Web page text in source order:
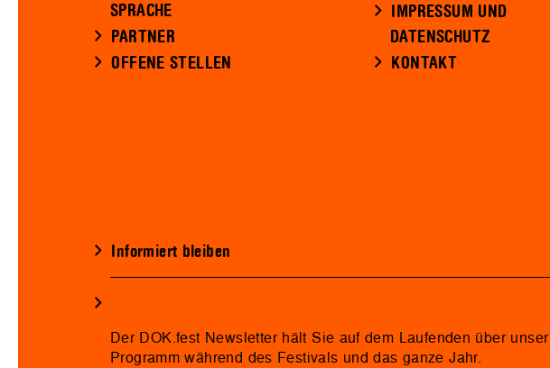
SPRACHE
PARTNER
OFFENE STELLEN
IMPRESSUM UND
DATENSCHUTZ
KONTAKT
Informiert bleiben
Der DOK.fest Newsletter hält Sie auf dem Laufenden über unser
Programm während des Festivals und das ganze Jahr.